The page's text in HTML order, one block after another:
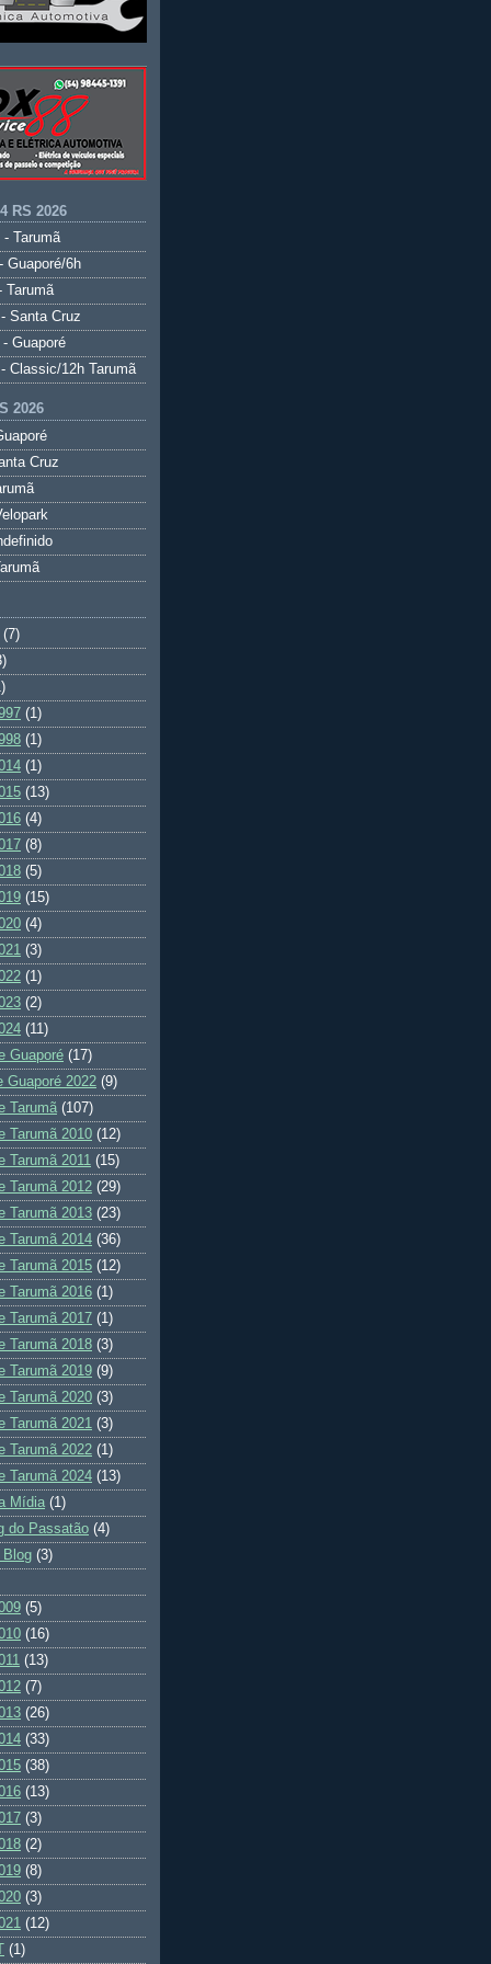
RS 2026
- Tarumã
Guaporé/6h
Tarumã
Santa Cruz
Guaporé
Classic/12h Tarumã
2026
Cruz
(7)
(1)
(1)
(1)
(13)
(4)
(8)
(5)
(15)
(4)
(3)
(1)
(2)
(11)
Guaporé (17)
Guaporé 2022 (9)
Tarumã (107)
Tarumã 2010 (12)
Tarumã 2011 (15)
Tarumã 2012 (29)
Tarumã 2013 (23)
Tarumã 2014 (36)
Tarumã 2015 (12)
Tarumã 2016 (1)
Tarumã 2017 (1)
Tarumã 2018 (3)
Tarumã 2019 (9)
Tarumã 2020 (3)
Tarumã 2021 (3)
Tarumã 2022 (1)
Tarumã 2024 (13)
Mídia (1)
do Passatão (4)
Blog (3)
(5)
(16)
(13)
(7)
(26)
(33)
(38)
(13)
(3)
(2)
(8)
(3)
(12)
(1)